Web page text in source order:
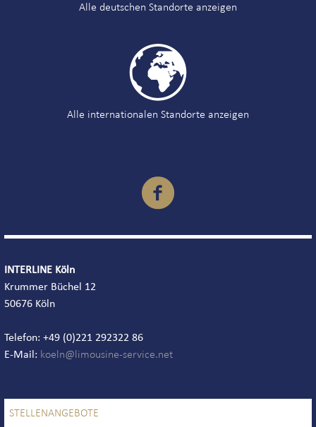
Alle deutschen Standorte anzeigen

Alle internationalen Standorte anzeigen

INTERLINE Köln
Krummer Büchel 12
50676 Köln
Telefon: +49 (0)221 292322 86
E-Mail:
STELLENANGEBOTE